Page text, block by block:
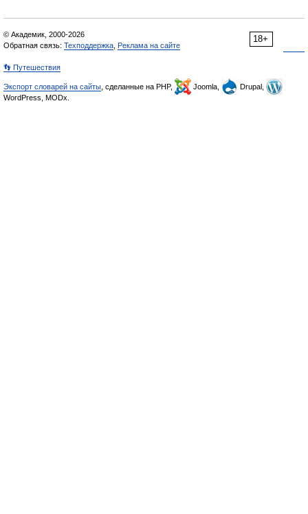
18+
© Академик, 2000-2026
Обратная связь: Техподдержка, Реклама на сайте
👣 Путешествия
Экспорт словарей на сайты, сделанные на PHP, Joomla,
Drupal,
WordPress, MODx.